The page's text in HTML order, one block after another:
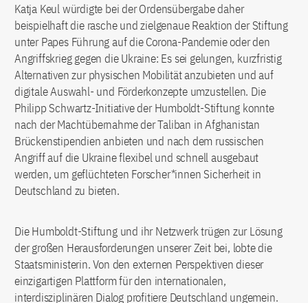
Katja Keul würdigte bei der Ordensübergabe daher
beispielhaft die rasche und zielgenaue Reaktion der Stiftung
unter Papes Führung auf die Corona-Pandemie oder den
Angriffskrieg gegen die Ukraine: Es sei gelungen, kurzfristig
Alternativen zur physischen Mobilität anzubieten und auf
digitale Auswahl- und Förderkonzepte umzustellen. Die
Philipp Schwartz-Initiative der Humboldt-Stiftung konnte
nach der Machtübernahme der Taliban in Afghanistan
Brückenstipendien anbieten und nach dem russischen
Angriff auf die Ukraine flexibel und schnell ausgebaut
werden, um geflüchteten Forscher*innen Sicherheit in
Deutschland zu bieten.
Die Humboldt-Stiftung und ihr Netzwerk trügen zur Lösung
der großen Herausforderungen unserer Zeit bei, lobte die
Staatsministerin. Von den externen Perspektiven dieser
einzigartigen Plattform für den internationalen,
interdisziplinären Dialog profitiere Deutschland ungemein.